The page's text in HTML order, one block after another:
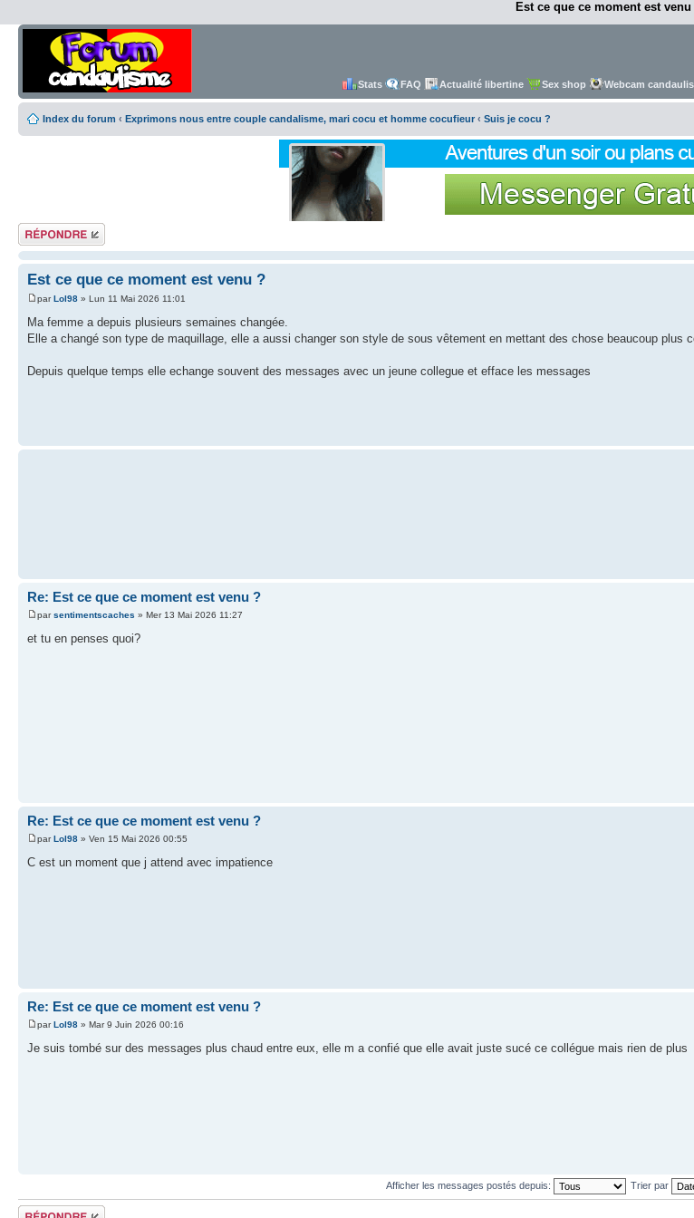
Est ce que ce moment est venu
Stats FAQ Actualité libertine Sex shop Webcam
Index du forum ‹ Exprimons nous entre couple candalisme, mari cocu et homme cocufieur ‹ Suis je cocu ?
Répondre
Est ce que ce moment est venu ?
parLol98 » Lun 11 Mai 2026 11:01
Ma femme a depuis plusieurs semaines changée.
Elle a changé son type de maquillage, elle a aussi changer son style de sous vêtement en mettant des chose beaucoup plus
Depuis quelque temps elle echange souvent des messages avec un jeune collegue et efface les messages
Re: Est ce que ce moment est venu ?
parsentimentscaches » Mer 13 Mai 2026 11:27
et tu en penses quoi?
Re: Est ce que ce moment est venu ?
parLol98 » Ven 15 Mai 2026 00:55
C est un moment que j attend avec impatience
Re: Est ce que ce moment est venu ?
parLol98 » Mar 9 Juin 2026 00:16
Je suis tombé sur des messages plus chaud entre eux, elle m a confié que elle avait juste sucé ce collégue mais rien de plus
Afficher les messages postés depuis: Trier par
Répondre